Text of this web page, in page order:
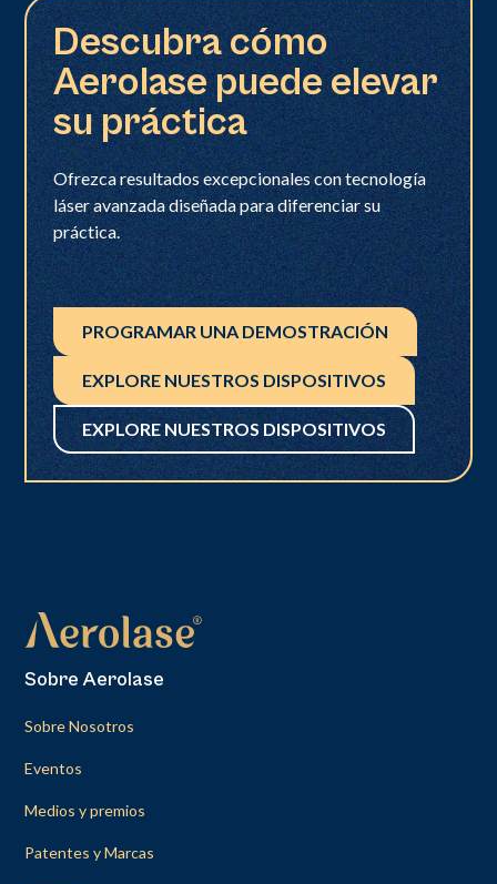
Descubra cómo
Aerolase puede elevar
su práctica
Ofrezca resultados excepcionales con tecnología
láser avanzada diseñada para diferenciar su
práctica.
PROGRAMAR UNA DEMOSTRACIÓN
EXPLORE NUESTROS DISPOSITIVOS
EXPLORE NUESTROS DISPOSITIVOS
Sobre Aerolase
Sobre Nosotros
Eventos
Medios y premios
Patentes y Marcas